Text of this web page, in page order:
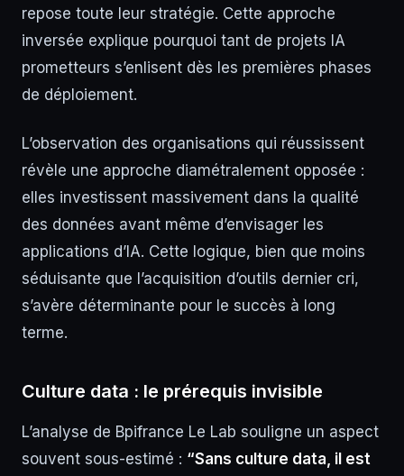
repose toute leur stratégie. Cette approche
inversée explique pourquoi tant de projets IA
prometteurs s’enlisent dès les premières phases
de déploiement.
L’observation des organisations qui réussissent
révèle une approche diamétralement opposée :
elles investissent massivement dans la qualité
des données avant même d’envisager les
applications d’IA. Cette logique, bien que moins
séduisante que l’acquisition d’outils dernier cri,
s’avère déterminante pour le succès à long
terme.
Culture data : le prérequis invisible
L’analyse de Bpifrance Le Lab souligne un aspect
souvent sous-estimé : “Sans culture data, il est